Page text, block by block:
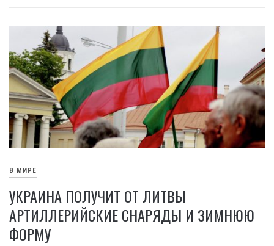
В МИРЕ
УКРАИНА ПОЛУЧИТ ОТ ЛИТВЫ
АРТИЛЛЕРИЙСКИЕ СНАРЯДЫ И ЗИМНЮЮ
ФОРМУ